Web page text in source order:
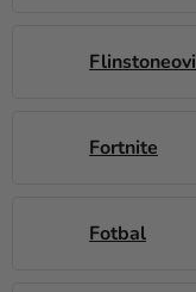
Flinstoneovi
Fortnite
Fotbal